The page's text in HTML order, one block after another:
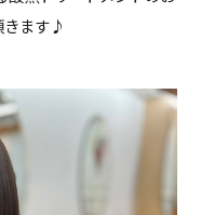
きます♪